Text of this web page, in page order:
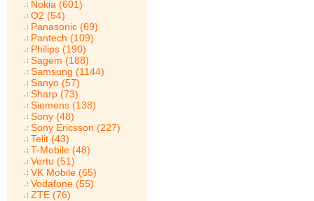
Nokia (601)
O2 (54)
Panasonic (69)
Pantech (109)
Philips (190)
Sagem (188)
Samsung (1144)
Sanyo (57)
Sharp (73)
Siemens (138)
Sony (48)
Sony Ericsson (227)
Telit (43)
T-Mobile (48)
Vertu (51)
VK Mobile (65)
Vodafone (55)
ZTE (76)